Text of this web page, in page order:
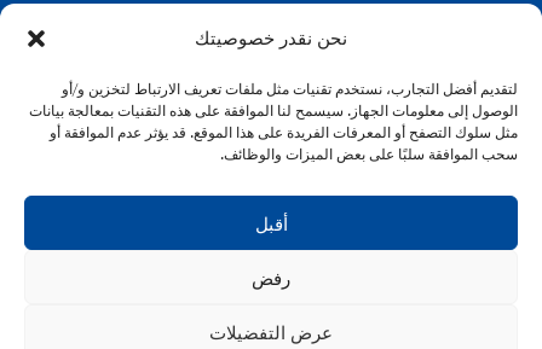
نحن نقدر خصوصيتك
لتقديم أفضل التجارب، نستخدم تقنيات مثل ملفات تعريف الارتباط لتخزين و/أو
الوصول إلى معلومات الجهاز. سيسمح لنا الموافقة على هذه التقنيات بمعالجة بيانات
مثل سلوك التصفح أو المعرفات الفريدة على هذا الموقع. قد يؤثر عدم الموافقة أو
سحب الموافقة سلبًا على بعض الميزات والوظائف.
أقبل
رفض
عرض التفضيلات
لينكد إن
انستقرام
فيسبوك
VENFORT® 2026